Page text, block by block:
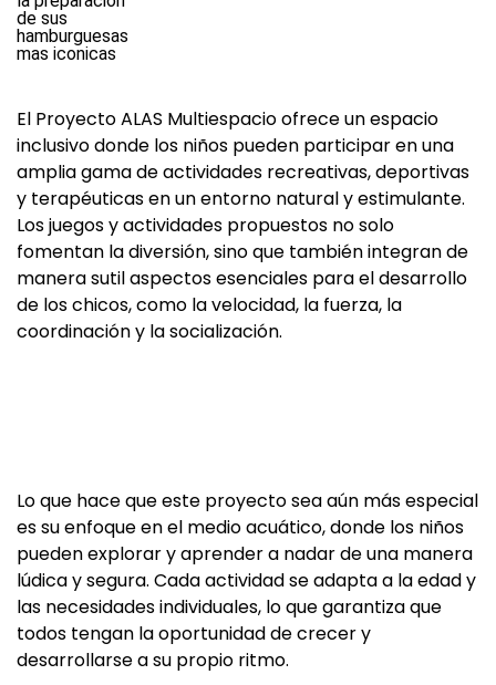
El Proyecto ALAS Multiespacio ofrece un espacio
inclusivo donde los niños pueden participar en una
amplia gama de actividades recreativas, deportivas
y terapéuticas en un entorno natural y estimulante.
Los juegos y actividades propuestos no solo
fomentan la diversión, sino que también integran de
manera sutil aspectos esenciales para el desarrollo
de los chicos, como la velocidad, la fuerza, la
coordinación y la socialización.
Lo que hace que este proyecto sea aún más especial
es su enfoque en el medio acuático, donde los niños
pueden explorar y aprender a nadar de una manera
lúdica y segura. Cada actividad se adapta a la edad y
las necesidades individuales, lo que garantiza que
todos tengan la oportunidad de crecer y
desarrollarse a su propio ritmo.